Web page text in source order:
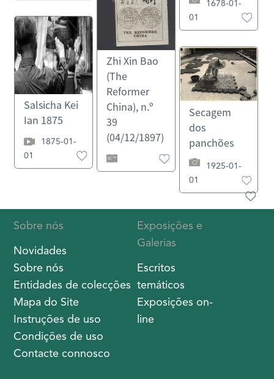
1678-01-
01
Zhi Xin Bao
(The
Reformer
China), n.º
39
(04/12/1897)
Salsicha Kei
Ian 1875
1875-01-
01
Secagem
dos
panchões
1925-01-
01
Bry City Map
of Amacao ,
ca. 1598
01
banco de
pedra